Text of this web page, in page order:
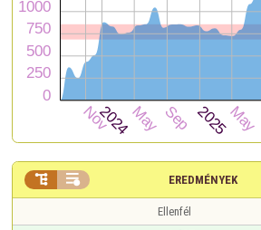
EREDMÉNYEK
 
Ellenfél